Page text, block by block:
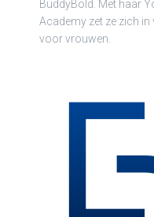
BuddyBold. Met haar
Academy zet ze zich
voor vrouwen.